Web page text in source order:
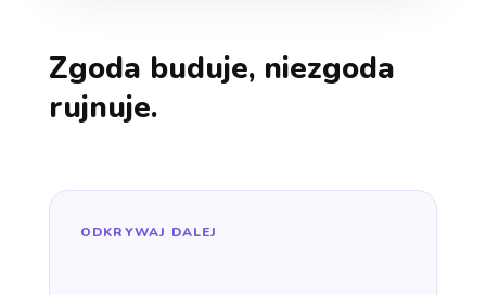
Zgoda buduje, niezgoda
rujnuje.
ODKRYWAJ DALEJ